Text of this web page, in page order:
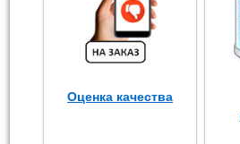
Оценка качества